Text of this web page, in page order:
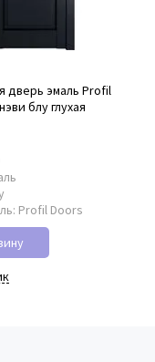
дверь эмаль Profil
блу глухая
Profil Doors